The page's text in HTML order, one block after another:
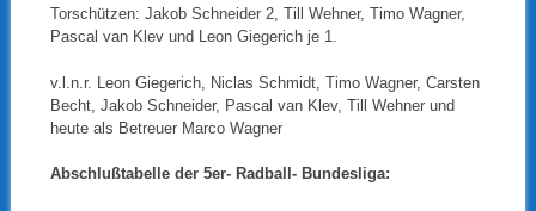
Torschützen: Jakob Schneider 2, Till Wehner, Timo Wagner,
Pascal van Klev und Leon Giegerich je 1.
v.l.n.r. Leon Giegerich, Niclas Schmidt, Timo Wagner, Carsten
Becht, Jakob Schneider, Pascal van Klev, Till Wehner und
heute als Betreuer Marco Wagner
Abschlußtabelle der 5er- Radball- Bundesliga: